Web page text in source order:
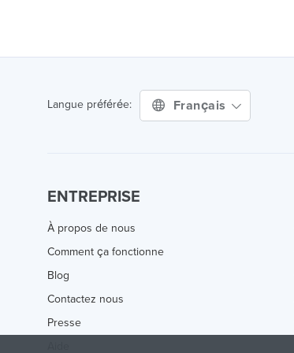
Langue préférée: Français
ENTREPRISE
À propos de nous
Comment ça fonctionne
Blog
Contactez nous
Presse